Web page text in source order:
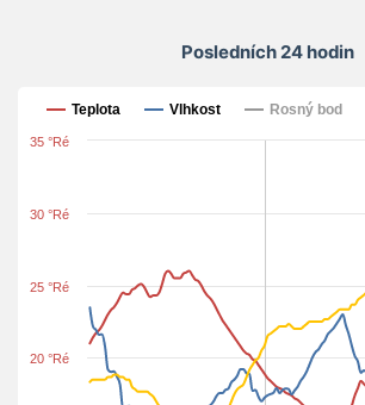
Posledních 24 hodin
Posledních 24 hodin
Teplota Vlhkost Rosný bod
20 °Ré
25 °Ré
30 °Ré
35 °Ré